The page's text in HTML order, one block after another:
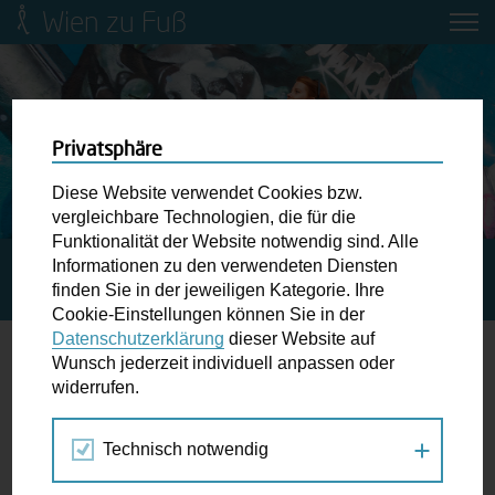
Wien zu Fuß
Mobilitätsbildung für Kinder und
Jugendliche
Ringstraße-Neugestaltung
Wiener Fußwegekarte
Newsletter abonnieren
Wunschbox
der Ampel ...
STARTSEITE
SPAZIERGANG KALENDER
ENERGIEVOLLES SPAZIEREN AUF KRAFTWEGEN
18.
SEP
2018
Privatsphäre
Diese Website verwendet Cookies bzw.
vergleichbare Technologien, die für die
Funktionalität der Website notwendig sind. Alle
Informationen zu den verwendeten Diensten
finden Sie in der jeweiligen Kategorie. Ihre
Cookie-Einstellungen können Sie in der
Datenschutzerklärung dieser Website auf
Wunsch jederzeit individuell anpassen oder
widerrufen.
Technisch notwendig